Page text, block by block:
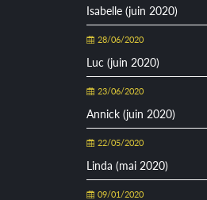
Isabelle (juin 2020)
28/06/2020
Luc (juin 2020)
23/06/2020
Annick (juin 2020)
22/05/2020
Linda (mai 2020)
09/01/2020